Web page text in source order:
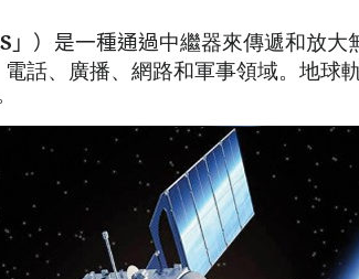
」 ） 是一種通過中繼器來傳遞和放大
話、廣播、網路和軍事領域。地球